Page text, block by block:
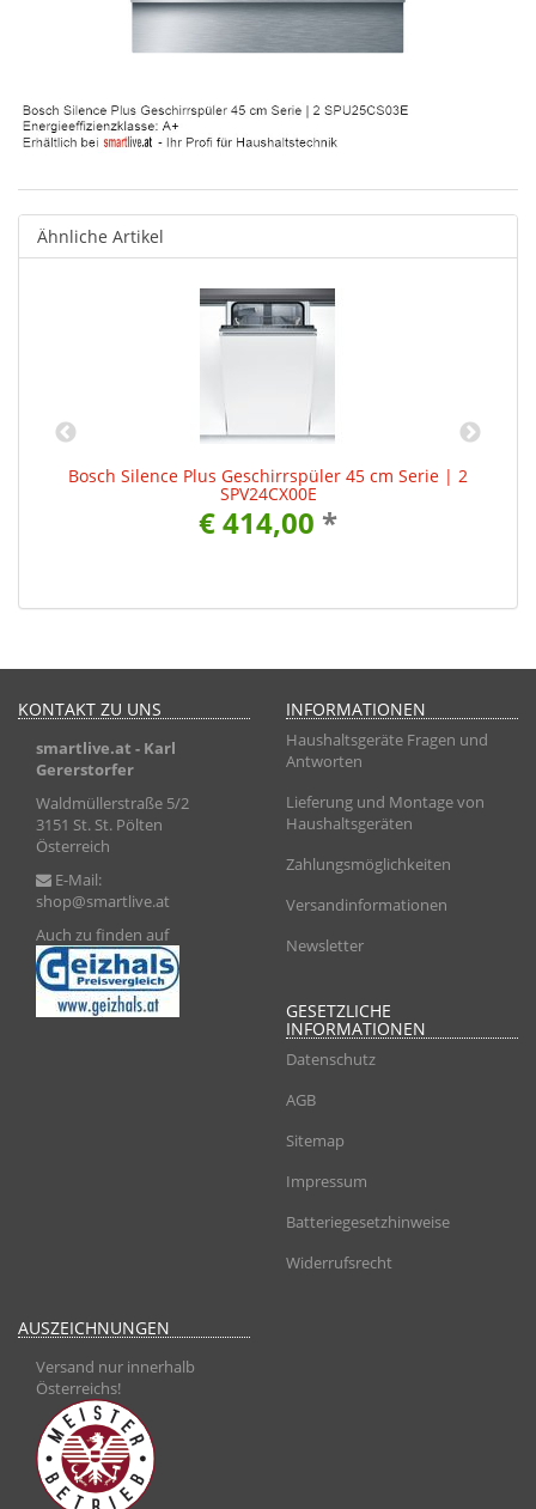
Ähnliche Artikel
Bosch Silence Plus Geschirrspüler 45 cm Serie | 2
SPV24CX00E
€ 414,00 *
KONTAKT ZU UNS
smartlive.at - Karl
Gererstorfer
Waldmüllerstraße 5/2
3151 St. St. Pölten
Österreich
E-Mail:
shop@smartlive.at
Auch zu finden auf
INFORMATIONEN
Haushaltsgeräte Fragen und
Antworten
Lieferung und Montage von
Haushaltsgeräten
Zahlungsmöglichkeiten
Versandinformationen
Newsletter
GESETZLICHE
INFORMATIONEN
Datenschutz
AGB
Sitemap
Impressum
Batteriegesetzhinweise
Widerrufsrecht
AUSZEICHNUNGEN
Versand nur innerhalb
Österreichs!